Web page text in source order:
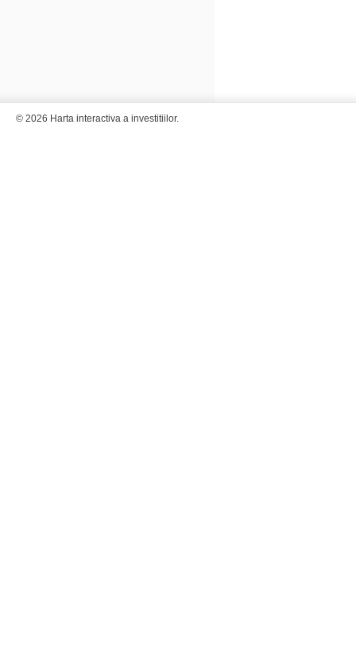
© 2026 Harta interactiva a investitiilor.